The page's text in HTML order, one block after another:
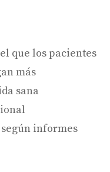
que los pacientes
más
sana
informes